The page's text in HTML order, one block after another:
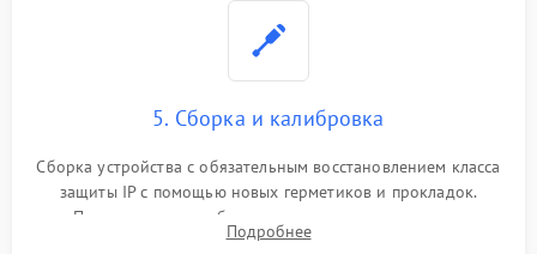
5. Сборка и калибровка
Сборка устройства с обязательным восстановлением класса
защиты IP с помощью новых герметиков и прокладок.
Программная калибровка матрицы по эталонному
абсолютно черному телу для точного измерения температур.
Подробнее